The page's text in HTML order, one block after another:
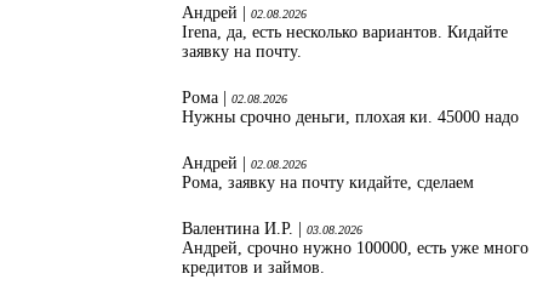
Андрей | 02.08.2026
Irena, да, есть несколько вариантов. Кидайте
заявку на почту.
Рома | 02.08.2026
Нужны срочно деньги, плохая ки. 45000 надо
Андрей | 02.08.2026
Рома, заявку на почту кидайте, сделаем
Валентина И.Р. | 03.08.2026
Андрей, срочно нужно 100000, есть уже много
кредитов и займов.